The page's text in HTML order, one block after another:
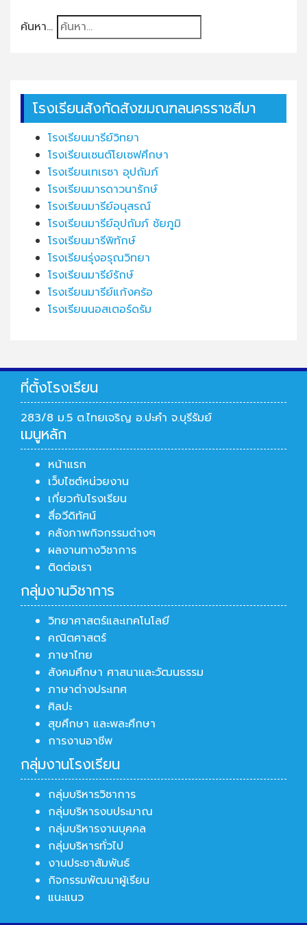
ค้นหา...
โรงเรียนสังกัดสังฆมณฑลนครราชสีมา
โรงเรียนมารีย์วิทยา
โรงเรียนเซนต์โยเซฟศึกษา
โรงเรียนเทเรซา อุปถัมภ์
โรงเรียนมารดาวนารักษ์
โรงเรียนมารีย์อนุสรณ์
โรงเรียนมารีย์อุปถัมภ์ ชัยภูมิ
โรงเรียนมารีพิทักษ์
โรงเรียนรุ่งอรุณวิทยา
โรงเรียนมารีย์รักษ์
โรงเรียนมารีย์แก้งคร้อ
โรงเรียนนอสเตอร์ดรัม
ที่ตั้งโรงเรียน
283/8 ม.5 ต.ไทยเจริญ อ.ปะคำ จ.บุรีรัมย์
เมนูหลัก
หน้าแรก
เว็บไซต์หน่วยงาน
เกี่ยวกับโรงเรียน
สื่อวีดิทัศน์
คลังภาพกิจกรรมต่างๆ
ผลงานทางวิชาการ
ติดต่อเรา
กลุ่มงานวิชาการ
วิทยาศาสตร์และเทคโนโลยี
คณิตศาสตร์
ภาษาไทย
สังคมศึกษา ศาสนาและวัฒนธรรม
ภาษาต่างประเทศ
ศิลปะ
สุขศึกษา และพละศึกษา
การงานอาชีพ
กลุ่มงานโรงเรียน
กลุ่มบริหารวิชาการ
กลุ่มบริหารงบประมาณ
กลุ่มบริหารงานบุคคล
กลุ่มบริหารทั่วไป
งานประชาสัมพันธ์
กิจกรรมพัฒนาผู้เรียน
แนะแนว